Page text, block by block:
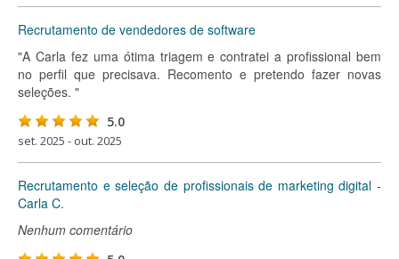
Recrutamento de vendedores de software
"A Carla fez uma ótima triagem e contratei a profissional bem
no perfil que precisava. Recomento e pretendo fazer novas
seleções. "
5.0
set. 2025 - out. 2025
Recrutamento e seleção de profissionais de marketing digital -
Carla C.
Nenhum comentário